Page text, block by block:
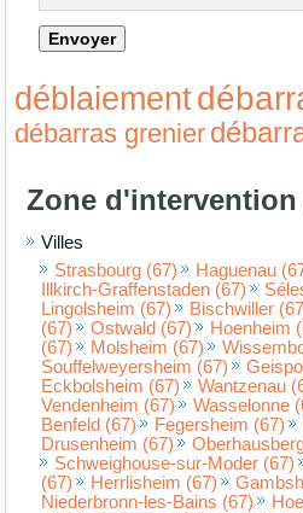
déblaiement
débarras grenier
Zone d'intervention
Villes
Strasbourg (67)
Haguenau
Illkirch-Graffenstaden (67)
Lingolsheim (67)
Bischwiller
(67)
Ostwald (67) Hoenheim
(67)
Molsheim (67)
Souffelweyersheim (67)
Eckbolsheim (67)
Wantzenau
Vendenheim (67)
Wasselonne
Benfeld (67)
Fegersheim (67)
Drusenheim (67)
Schweighouse-sur-Moder (67)
(67)
Herrlisheim (67)
Niederbronn-les-Bains (67)